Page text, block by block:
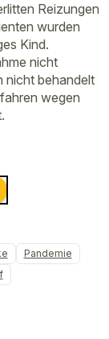
Reizungen
wurden
Kind.
nicht
nicht behandelt
wegen
Pandemie